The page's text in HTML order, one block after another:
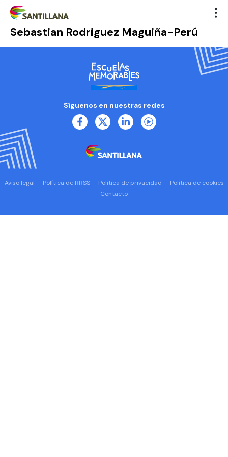
Sebastian Rodriguez Maguiña-Perú
Síguenos en nuestras redes
Aviso legal Política de RRSS Política de privacidad
Política de cookies
Contacto